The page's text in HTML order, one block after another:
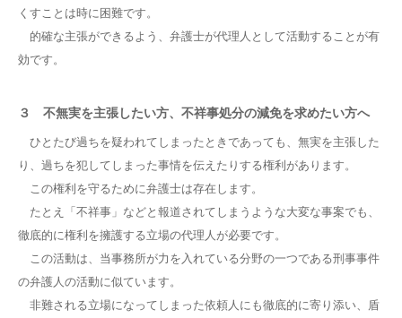
くすことは時に困難です。
的確な主張ができるよう、弁護士が代理人として活動することが有
効です。
３ 不無実を主張したい方、不祥事処分の減免を求めたい方へ
ひとたび過ちを疑われてしまったときであっても、無実を主張した
り、過ちを犯してしまった事情を伝えたりする権利があります。
この権利を守るために弁護士は存在します。
たとえ「不祥事」などと報道されてしまうような大変な事案でも、
徹底的に権利を擁護する立場の代理人が必要です。
この活動は、当事務所が力を入れている分野の一つである刑事事件
の弁護人の活動に似ています。
非難される立場になってしまった依頼人にも徹底的に寄り添い、盾